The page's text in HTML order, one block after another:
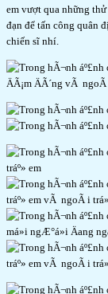
em vượt qua những
đạn để tấn công quân
chiến sĩ nhí.